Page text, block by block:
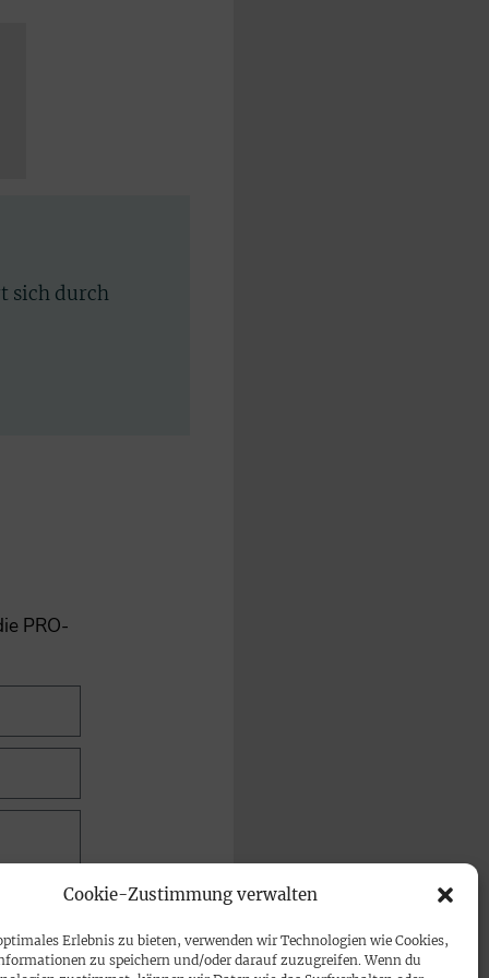
Cookie-Zustimmung verwalten
Erlebnis zu bieten, verwenden wir Technologien wie Cookies,
zu speichern und/oder darauf zuzugreifen. Wenn du
sich durch
PRO-